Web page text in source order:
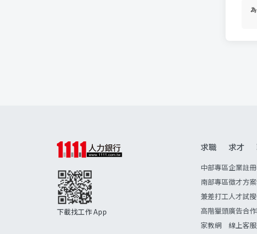
下載找工作 App
求職
中部專區
南部專區
兼差打工
高階獵頭
家教網
求才
企業註冊
徵才方案
人才試搜
廣告合作
線上客服